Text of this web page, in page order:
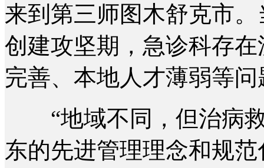
来到第三师图木舒克市
创建攻坚期，急诊科存
完善、本地人才薄弱等问
“地域不同，但治病救
东的先进管理理念和规